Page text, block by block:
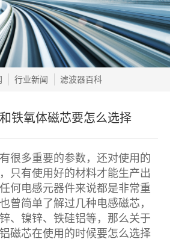
行业新闻 滤波器百科
铁氧体磁芯要怎么选择
多重要的参数，还对使用的
只有使用好的材料才能生产出
何电感元器件来说都是非常重
曾简单了解过几种电感磁芯，
、镍锌、铁硅铝等，那么关于
磁芯在使用的时候要怎么选择